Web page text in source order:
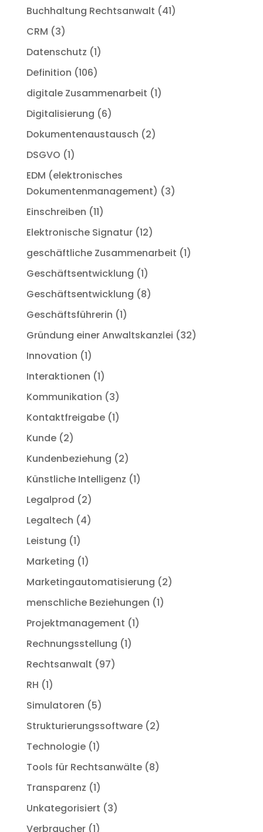
Buchhaltung Rechtsanwalt (41)
CRM (3)
Datenschutz (1)
Definition (106)
digitale Zusammenarbeit (1)
Digitalisierung (6)
Dokumentenaustausch (2)
DSGVO (1)
EDM (elektronisches
Dokumentenmanagement) (3)
Einschreiben (11)
Elektronische Signatur(12)
geschäftliche Zusammenarbeit (1)
Geschäftsentwicklung (1)
Geschäftsentwicklung (8)
Geschäftsführerin (1)
Gründung einer Anwaltskanzlei (32)
Innovation (1)
Interaktionen (1)
Kommunikation (3)
Kontaktfreigabe(1)
Kunde(2)
Kundenbeziehung (2)
Künstliche Intelligenz (1)
Legalprod (2)
Legaltech (4)
Leistung (1)
Marketing (1)
Marketingautomatisierung (2)
menschliche Beziehungen (1)
Projektmanagement (1)
Rechnungsstellung (1)
Rechtsanwalt (97)
RH (1)
Simulatoren (5)
Strukturierungssoftware(2)
Technologie(1)
Tools für Rechtsanwälte(8)
Transparenz (1)
Unkategorisiert (3)
Verbraucher(1)